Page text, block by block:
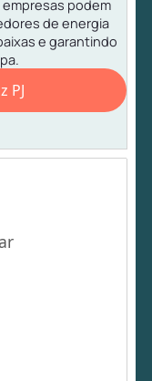
podem
de energia
e garantindo
PJ